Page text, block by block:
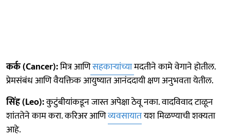
कर्क (Cancer):मित्र आणिसहकाऱ्यांच्यामदतीने कामे वेगाने होतील.
प्रेमसंबंध आणि वैयक्तिक आयुष्यात आनंददायी क्षण अनुभवता येतील.
सिंह (Leo):कुटुंबीयांकडून जास्त अपेक्षा ठेवू नका. वादविवाद टाळून
शांततेने काम करा. करिअर आणिव्यवसायातयश मिळण्याची शक्यता
आहे.